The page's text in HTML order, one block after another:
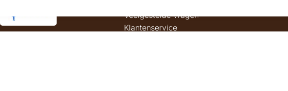
Veelgestelde vragen
Klantenservice